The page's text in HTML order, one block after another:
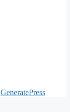
GeneratePress